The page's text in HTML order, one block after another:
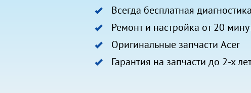
Всегда бесплатная диагностика
Ремонт и настройка от 20
Оригинальные запчасти Acer
Гарантия на запчасти до 2-х